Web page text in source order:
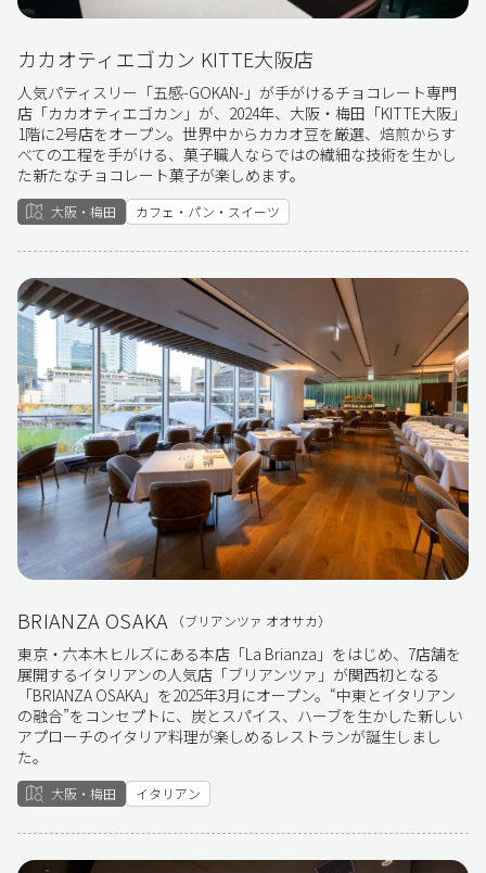
カカオティエゴカン KITTE大阪店
人気パティスリー「五感-GOKAN-」が手がけるチョコレート専門
店「カカオティエゴカン」が、2024年、大阪・梅田「KITTE大阪」
1階に2号店をオープン。世界中からカカオ豆を厳選、焙煎からす
べての工程を手がける、菓子職人ならではの繊細な技術を生かし
た新たなチョコレート菓子が楽しめます。
大阪・梅田 カフェ・パン・スイーツ
BRIANZA OSAKA （ブリアンツァ オオサカ）
東京・六本木ヒルズにある本店「La Brianza」をはじめ、7店舗を
展開するイタリアンの人気店「ブリアンツァ」が関西初となる
「BRIANZA OSAKA」を2025年3月にオープン。“中東とイタリアン
の融合”をコンセプトに、炭とスパイス、ハーブを生かした新しい
アプローチのイタリア料理が楽しめるレストランが誕生しまし
た。
大阪・梅田 イタリアン